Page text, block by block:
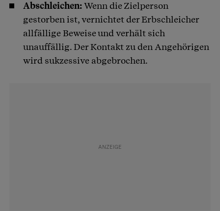
Abschleichen:Wenn die Zielperson
gestorben ist, vernichtet der Erbschleicher
allfällige Beweise und verhält sich
unauffällig. Der Kontakt zu den Angehörigen
wird sukzessive abgebrochen.